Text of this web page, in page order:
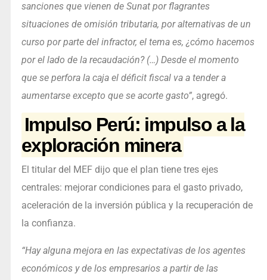
sanciones que vienen de Sunat por flagrantes
situaciones de omisión tributaria, por alternativas de un
curso por parte del infractor, el tema es, ¿cómo hacemos
por el lado de la recaudación? (…) Desde el momento
que se perfora la caja el déficit fiscal va a tender a
aumentarse excepto que se acorte gasto”, agregó.
Impulso Perú: impulso a la
exploración minera
El titular del MEF dijo que el plan tiene tres ejes
centrales: mejorar condiciones para el gasto privado,
aceleración de la inversión pública y la recuperación de
la confianza.
“Hay alguna mejora en las expectativas de los agentes
económicos y de los empresarios a partir de las